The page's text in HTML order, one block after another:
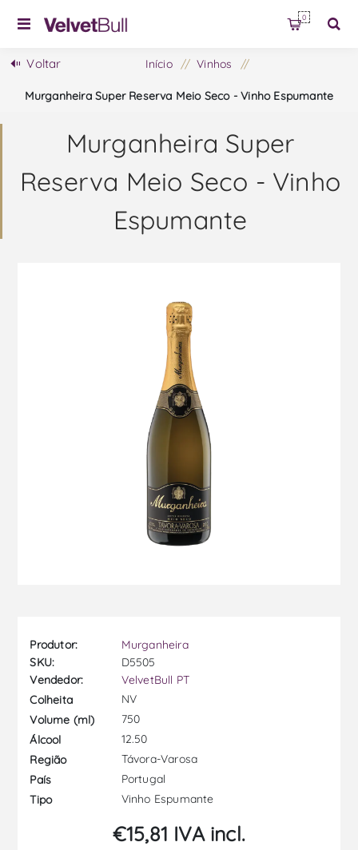
0
Voltar Início / Vinhos /
Murganheira Super Reserva Meio Seco - Vinho Espumante
Murganheira Super
Reserva Meio Seco - Vinho
Espumante
Produtor:
Murganheira
SKU:
D5505
Vendedor:
VelvetBull PT
Colheita
NV
Volume (ml)
750
Álcool
12.50
Região
Távora-Varosa
País
Portugal
Tipo
Vinho Espumante
€15,81 IVA incl.